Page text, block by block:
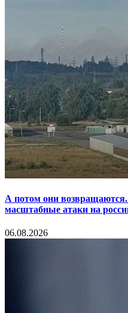
А потом они
масштабные атаки на
06.08.2026